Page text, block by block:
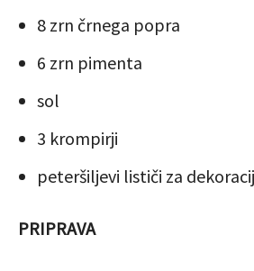
8 zrn črnega popra
6 zrn pimenta
sol
3 krompirji
peteršiljevi lističi za
PRIPRAVA